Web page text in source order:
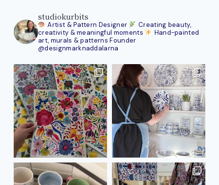
studiokurbits
Artist & Pattern Designer
Creating beauty,
creativity & meaningful moments
Hand-painted
art, murals & patterns Founder
@designmarknaddalarna